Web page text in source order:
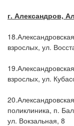
г. Александров,
взрослых, ул.
взрослых, ул.
поликлиника, п.
ул. Вокзальная, 8